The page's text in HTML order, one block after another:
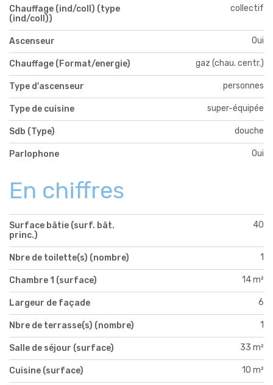
Chauffage (ind/coll) (type
(ind/coll))
collectif
Ascenseur Oui
Chauffage (Format/energie) gaz (chau. centr.)
Type d'ascenseur personnes
Type de cuisine super-équipée
Sdb (Type) douche
Parlophone Oui
En chiffres
Surface bâtie (surf. bât.
princ.)
40
Nbre de toilette(s) (nombre) 1
Chambre 1 (surface) 14 m²
Largeur de façade 6
Nbre de terrasse(s) (nombre) 1
Salle de séjour (surface) 33 m²
Cuisine (surface) 10 m²